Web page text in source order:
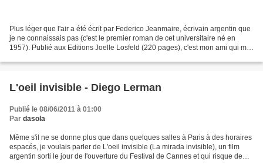
Plus léger que l'air a été écrit par Federico Jeanmaire, écrivain argentin que
je ne connaissais pas (c'est le premier roman de cet universitaire né en
1957). Publié aux Editions Joelle Losfeld (220 pages), c'est mon ami qui me
L'oeil invisible - Diego Lerman
Publié le 08/06/2011 à 01:00
Par dasola
Même s'il ne se donne plus que dans quelques salles à Paris à des horaires
espacés, je voulais parler de L'oeil invisible (La mirada invisible), un film
argentin sorti le jour de l'ouverture du Festival de Cannes et qui risque de